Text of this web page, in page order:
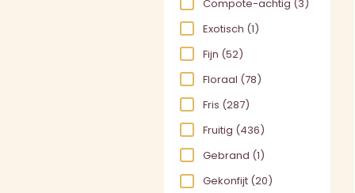
Compote-achtig (3)
Exotisch (1)
Fijn (52)
Floraal (78)
Fris (287)
Fruitig (436)
Gebrand (1)
Gekonfijt (20)